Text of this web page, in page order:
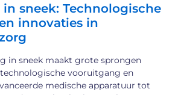
sneek: Technologische
innovaties in
in sneek maakt grote sprongen
vooruitgang en
medische apparatuur tot